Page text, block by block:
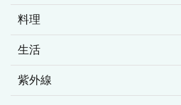
料理
生活
紫外線